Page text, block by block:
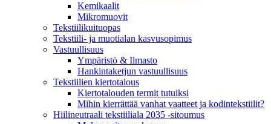
Kemikaalit
Mikromuovit
Tekstiilikuitu­opas
Tekstiili- ja muotialan kasvusopimus
Vastuullisuus
Ympäristö & Ilmasto
Hankintaketjun vastuullisuus
Tekstiilien kiertotalous
Kiertotalouden termit tutuiksi
Mihin kierrättää vanhat vaatteet ja kodintekstiilit?
Hiilineutraali tekstiiliala 2035 -sitoumus